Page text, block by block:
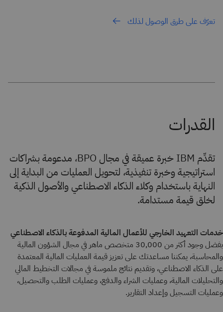
تعرّف على طرق الوصول لذلك
تقدِّم IBM خبرة عميقة في مجال BPO، مدعومة بشراكات
استراتيجية وخبرة تنفيذية، لتحويل العمليات من البداية إلى
النهاية باستخدام وكلاء الذكاء الاصطناعي والأصول الذكية
لخلق قيمة مستدامة.
خدمات التعهيد الخارجي للأعمال المالية المدفوعة بالذكاء الاصطناعي
بفضل وجود أكثر من 30,000 متخصص ماهر في مجال الشؤون المالية
والمحاسبة، يمكننا مساعدتك على تعزيز قيمة العمليات المالية المعتمدة
على الذكاء الاصطناعي، وتقديم نتائج ملموسة في مجالات التخطيط المالي
والتحليلات المالية، وعمليات الشراء والدفع، وعمليات الطلب والتحصيل،
وعمليات التسجيل وإعداد التقارير.